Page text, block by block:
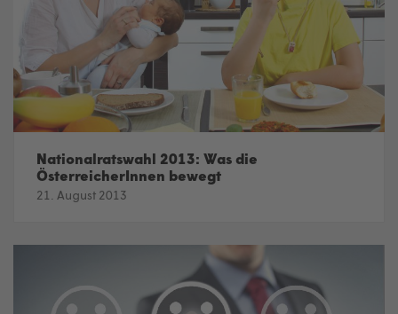
Nationalratswahl 2013: Was die
ÖsterreicherInnen bewegt
21. August 2013